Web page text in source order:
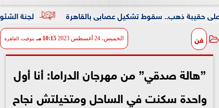
لجنة الشئون العربية سقوط تشكيل عصابى بالقاهرة
فن الخميس، 24 أغسطس 2023 10:15 مـ بتوقيت القاهرة
”هالة صدقي” من مهرجان الدراما: أنا أول
واحدة سكنت في الساحل ومتخيلتش نجاح